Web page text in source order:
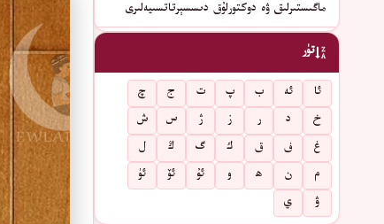
ماگىستىرلىق ۋە دوكتورلۇق دىسسېرتاتسىيەلىرى
تۈر
ئا ئە ب پ ت ج
چ
خ
د ر ز ژ س
ش
غ
ف ق ك گ ڭ
ل
م
ن ھ و ئۇ ئۆ
ئۈ
ۋ
ي